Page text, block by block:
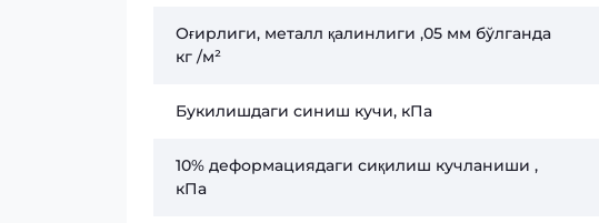
Оғирлиги, металл қалинлиги ,05 мм бўлганда
кг /м²
Букилишдаги синиш кучи, кПа
10% деформациядаги сиқилиш кучланиши ,
кПа